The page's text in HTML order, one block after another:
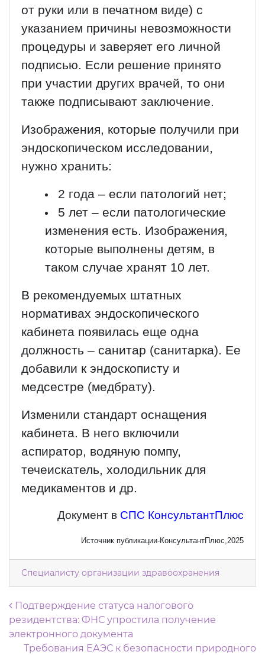
от руки или в печатном виде) с
указанием причины невозможности
процедуры и заверяет его личной
подписью. Если решение принято
при участии других врачей, то они
также подписывают заключение.
Изображения, которые получили при
эндоскопическом исследовании,
нужно хранить:
2 года – если патологий нет;
5 лет – если патологические
изменения есть. Изображения,
которые выполнены детям, в
таком случае хранят 10 лет.
В рекомендуемых штатных
нормативах эндоскопического
кабинета появилась еще одна
должность – санитар (санитарка). Ее
добавили к эндоскописту и
медсестре (медбрату).
Изменили стандарт оснащения
кабинета. В него включили
аспиратор, водяную помпу,
течеискатель, холодильник для
медикаментов и др.
Документ в СПС КонсультантПлюс
Источник публикации-КонсультантПлюс,2025
Специалисту организации здравоохранения
Навигация по записям
Подтверждение статуса налогового
резидентства: ФНС упростила получение
электронного документа
Требования ЕАЭС к безопасности природного